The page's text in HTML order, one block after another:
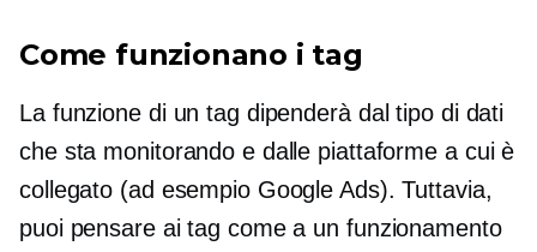
Come funzionano i tag
La funzione di un tag dipenderà dal tipo di dati
che sta monitorando e dalle piattaforme a cui è
collegato (ad esempio Google Ads). Tuttavia,
puoi pensare ai tag come a un funzionamento